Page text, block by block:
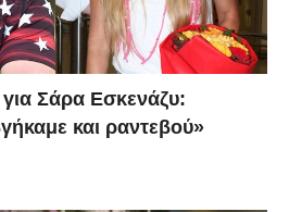
Σάρα Εσκενάζυ:
και ραντεβού»